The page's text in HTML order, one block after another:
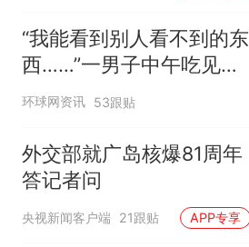
“我能看到别人看不到的东
西……”一男子中午吃见手
青没事，晚上再吃却出现
幻觉被紧急送医！
环球网资讯 53跟贴
外交部就广岛核爆81周年
答记者问
央视新闻客户端 21跟贴 APP专享